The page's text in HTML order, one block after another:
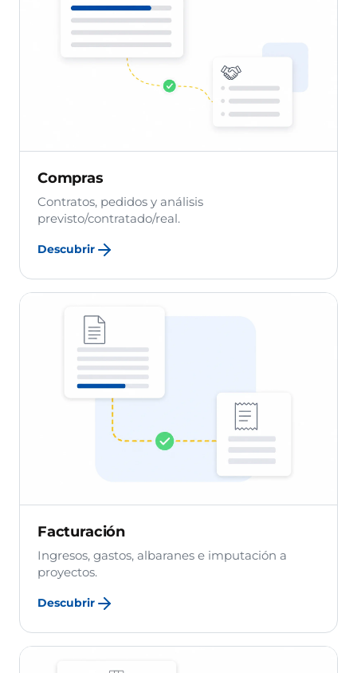
Compras
Contratos, pedidos y análisis
previsto/contratado/real.
Descubrir
Facturación
Ingresos, gastos, albaranes e imputación a
proyectos.
Descubrir